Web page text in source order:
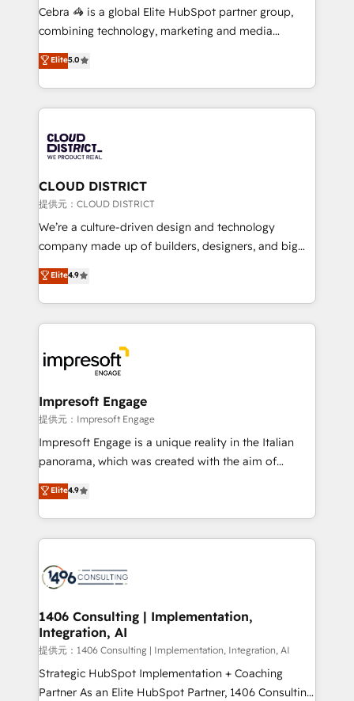
boost with a new HubSpot site Recognized leaders:
🏆 HubSpot Platform Migration Impact Award 🏆
Inbound Campaign of the Year 🏆 Gold AVA Digital
Award for Best Website 🌟 Accreditations: CRM
Cebra 🦓 is a global Elite HubSpot partner group,
combining technology, marketing and media
expertise across Latin America and Southern
Europe, with teams across 7 countries. Born in Chile,
we combine local insight with international reach to
help businesses grow through technology, creativity,
500+ HubSpot implementations, building end-to-
end solutions that integrate CRM, AI automation,
inbound and loop marketing, content, and digital
creativity. Our multicultural team works in Spanish,
Portuguese, and English to design scalable strategies
that drive measurable growth. 🌎 Highlights: • 10+
Platform Migration Excellence. • Top 3 Partner of the
Year LATAM 2022, 2023, 2024, 2025. • Partner of the
business with HubSpot? Let Cebra’s experts help
you grow faster, smarter, and with impact.
Elite5.0
CLOUD DISTRICT
提供元：CLOUD DISTRICT
We’re a culture-driven design and technology
company made up of builders, designers, and big
thinkers. We blend strategy, design, and
development—always fueled by curiosity—to turn
ideas, opportunities, and challenges into meaningful
experiences. To us, technology is more than just
and—most importantly—simple. That’s why we lean
into bold ideas and shape them into thoughtful
products and strategies that actually make a
difference.
Elite4.9
Impresoft Engage
提供元：Impresoft Engage
Impresoft Engage is a unique reality in the Italian
panorama, which was created with the aim of
putting Customer Experience at the center by
creating digital environments capable of integrating
people, processes and data. We offer the best
digital solutions on the market, ranging from CRM
marketing automation to online and offline sales
allowing companies to optimize processes and meet
the needs of the customer. We are part of Impresoft
Group, a group of specialized and complementary
companies that divide their offer into 4
Competence Centers: Smart Manufacturing,
Elite4.9
1406 Consulting | Implementation,
Integration, AI
提供元：1406 Consulting | Implementation, Integration, AI
Strategic HubSpot Implementation + Coaching
Partner As an Elite HubSpot Partner, 1406 Consulting